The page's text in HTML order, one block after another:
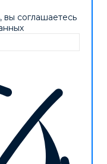
соглашаетесь